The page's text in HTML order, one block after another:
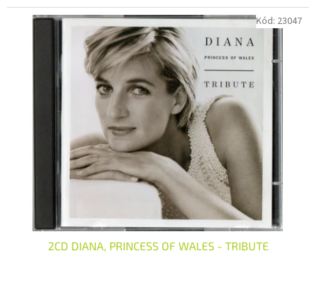
2CD DIANA, PRINCESS OF WALES - TRIBUTE
Kód: 23047